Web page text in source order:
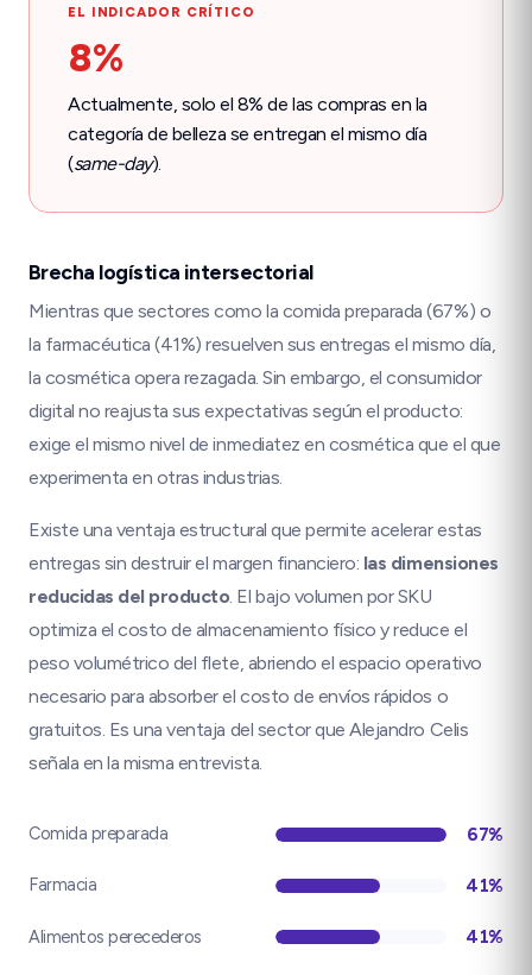
EL INDICADOR CRÍTICO
8%
Actualmente, solo el 8% de las compras en la
categoría de belleza se entregan el mismo día
(same-day).
Brecha logística intersectorial
Mientras que sectores como la comida preparada (67%) o
la farmacéutica (41%) resuelven sus entregas el mismo día,
la cosmética opera rezagada. Sin embargo, el consumidor
digital no reajusta sus expectativas según el producto:
exige el mismo nivel de inmediatez en cosmética que el que
experimenta en otras industrias.
Existe una ventaja estructural que permite acelerar estas
entregas sin destruir el margen financiero: las dimensiones
reducidas del producto. El bajo volumen por SKU
optimiza el costo de almacenamiento físico y reduce el
peso volumétrico del flete, abriendo el espacio operativo
necesario para absorber el costo de envíos rápidos o
gratuitos. Es una ventaja del sector que Alejandro Celis
señala en la misma entrevista.
Comida preparada 67%
Farmacia 41%
Alimentos perecederos 41%